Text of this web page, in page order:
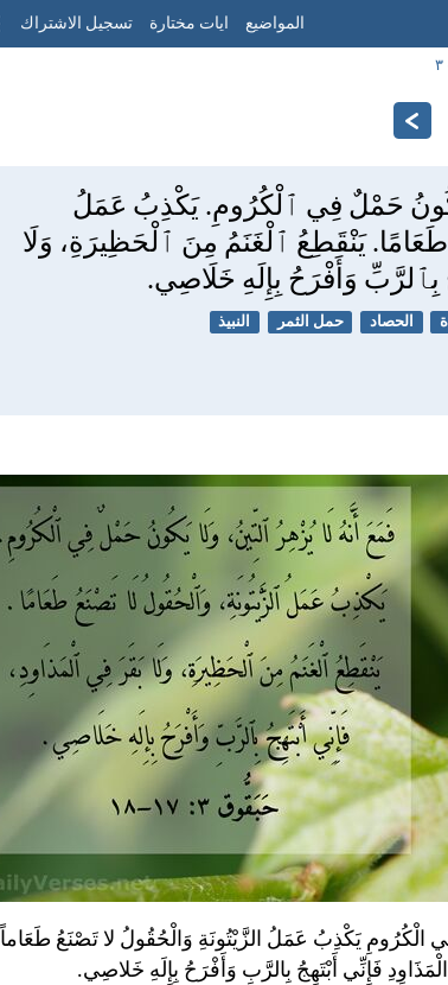
المواضيع ايات مختارة تسجيل الاشتراك
٣
يَكُونُ حَمْلٌ فِي ٱلْكُرُومِ. يَكْذِبُ عَمَلُ
طَعَامًا. يَنْقَطِعُ ٱلْغَنَمُ مِنَ ٱلْحَظِيرَةِ، وَلَا
بِٱلرَّبِّ وَأَفْرَحُ بِإِلَهِ خَلَاصِي.
الحصاد حمل الثمر النبيذ
الْكُرُومِ يَكْذِبُ عَمَلُ الزَّيْتُونَةِ وَالْحُقُولُ لا تَصْنَعُ طَعَاماً
فَإِنِّي أَبْتَهِجُ بِالرَّبِ وَأَفْرَحُ بِإِلَهِ خَلاصِي.